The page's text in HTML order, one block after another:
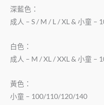
深藍色：
成人 – S / M / L / XL & 小童 –
白色：
成人 – M / XL / XXL & 小童 –
黃色：
小童 – 100/110/120/140